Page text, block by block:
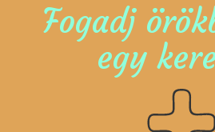
Fogadj
egy